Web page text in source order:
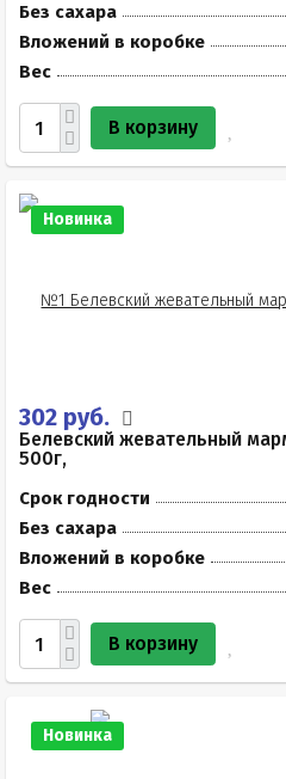
Без сахара
Вложений в коробке
Вес
В корзину
Новинка
302 руб.
Белевский жевательный
500г,
Срок годности
Без сахара
Вложений в коробке
Вес
В корзину
Новинка